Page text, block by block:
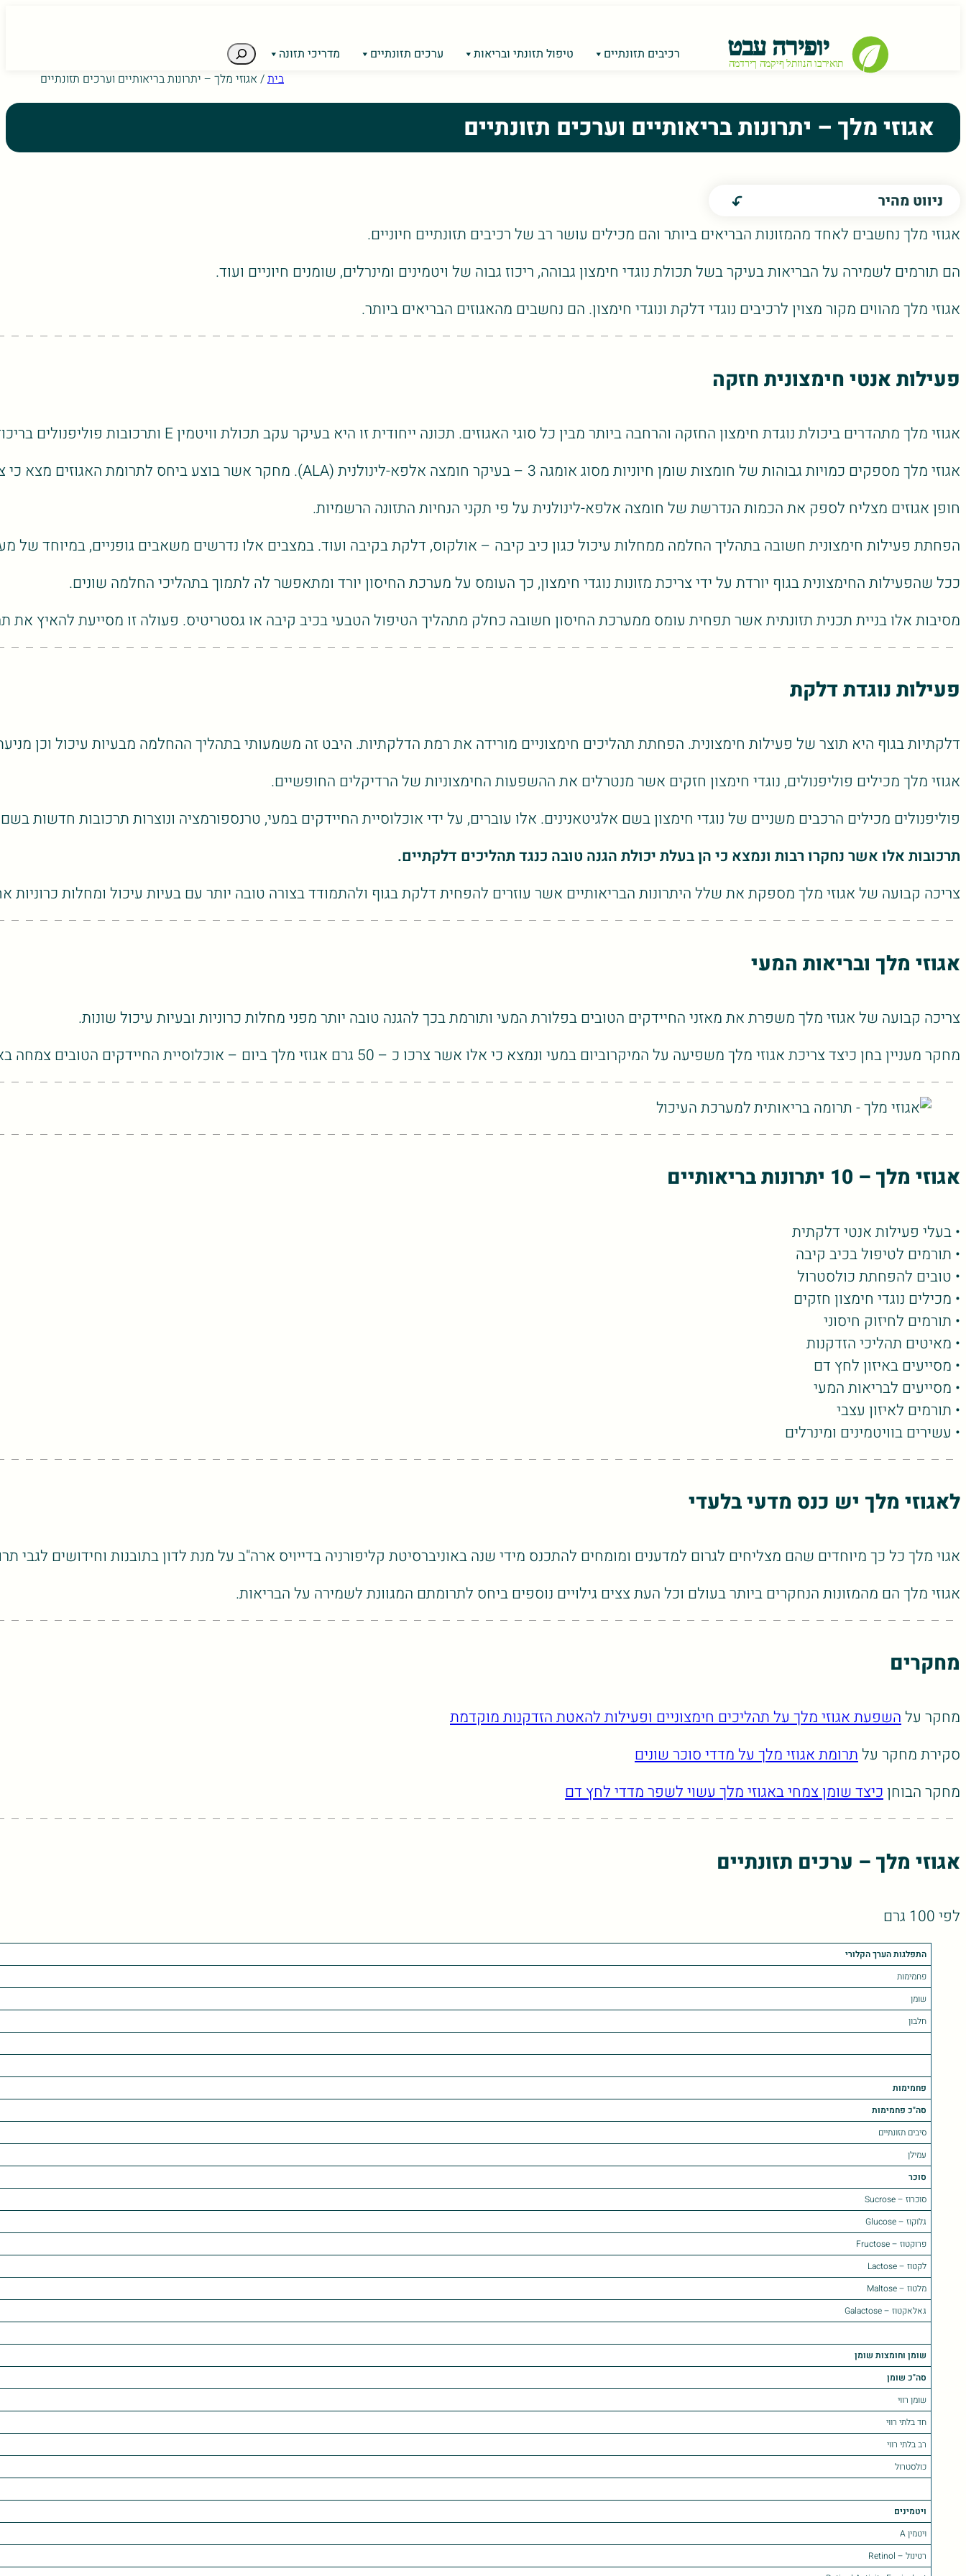
רכיבים תזונתיים טיפול תזונתי ובריאות ערכים תזונתיים מדריכי תזונה חיפוש
users, explore by touch or with swipe gestures. בית/ אגוזי מלך – יתרונות בריאותיים וערכים תזונתיים
אגוזי מלך – יתרונות בריאותיים וערכים תזונתיים
ניווט מהיר
אגוזי מלך נחשבים לאחד מהמזונות הבריאים ביותר והם מכילים עושר רב של רכיבים תזונתיים חיוניים.
הם תורמים לשמירה על הבריאות בעיקר בשל תכולת נוגדי חימצון גבוהה, ריכוז גבוה של ויטמינים ומינרלים, שומנים חיוניים ועוד.
אגוזי מלך מהווים מקור מצוין לרכיבים נוגדי דלקת ונוגדי חימצון. הם נחשבים מהאגוזים הבריאים ביותר.
פעילות אנטי חימצונית חזקה
אגוזי מלך מתהדרים ביכולת נוגדת חימצון החזקה והרחבה ביותר מבין כל סוגי האגוזים. תכונה ייחודית זו היא בעיקר עקב תכולת וויטמין E ותרכובות פוליפנולים בריכוזים גבוהים במיוחד.
אגוזי מלך מספקים כמויות גבוהות של חומצות שומן חיוניות מסוג אומגה 3 – בעיקר חומצה אלפא-לינולנית (ALA). מחקר אשר בוצע ביחס לתרומת האגוזים מצא כי צריכה קבועה שלהם מצליחה לגרום להפחתת כולסטרול רע LDL בדם.
חופן אגוזים מצליח לספק את הכמות הנדרשת של חומצה אלפא-לינולנית על פי תקני הנחיות התזונה הרשמיות.
הפחתת פעילות חימצונית חשובה בתהליך החלמה ממחלות עיכול כגון כיב קיבה – אולקוס, דלקת בקיבה ועוד. במצבים אלו נדרשים משאבים גופניים, במיוחד של
ככל שהפעילות החימצונית בגוף יורדת על ידי צריכת מזונות נוגדי חימצון, כך העומס על מערכת החיסון יורד ומתאפשר לה לתמוך בתהליכי החלמה שונים.
מסיבות אלו בניית תכנית תזונתית אשר תפחית עומס ממערכת החיסון חשובה כחלק מתהליך הטיפול הטבעי בכיב קיבה או גסטריטיס. פעולה זו מסייעת להאיץ את
פעילות נוגדת דלקת
דלקתיות בגוף היא תוצר של פעילות חימצונית. הפחתת תהליכים חימצוניים מורידה את רמת הדלקתיות. היבט זה משמעותי בתהליך ההחלמה מבעיות עיכול וכן
אגוזי מלך מכילים פוליפנולים, נוגדי חימצון חזקים אשר מנטרלים את ההשפעות החימצוניות של הרדיקלים החופשיים.
פוליפנולים מכילים הרכבים משניים של נוגדי חימצון בשם אלגיטאנינים. אלו עוברים, על ידי אוכלוסיית החיידקים במעי, טרנספורמציה ונוצרות תרכובות חדשות
תרכובות אלו אשר נחקרו רבות ונמצא כי הן בעלת יכולת הגנה טובה כנגד תהליכים דלקתיים.
צריכה קבועה של אגוזי מלך מספקת את שלל היתרונות הבריאותיים אשר עוזרים להפחית דלקת בגוף ולהתמודד בצורה טובה יותר עם בעיות עיכול ומחלות כרוניות
אגוזי מלך ובריאות המעי
צריכה קבועה של אגוזי מלך משפרת את מאזני החיידקים הטובים בפלורת המעי ותורמת בכך להגנה טובה יותר מפני מחלות כרוניות ובעיות עיכול שונות.
מחקר מעניין בחן כיצד צריכת אגוזי מלך משפיעה על המיקרוביום במעי ונמצא כי אלו אשר צרכו כ – 50 גרם אגוזי מלך ביום – אוכלוסיית החיידקים הטובים צמחה באופן חיובי לעומת התקופה בה לא צרכו את האגוזים.
אגוזי מלך – 10 יתרונות בריאותיים
• בעלי פעילות אנטי דלקתית
• תורמים לטיפול בכיב קיבה
• טובים להפחתת כולסטרול
• מכילים נוגדי חימצון חזקים
• תורמים לחיזוק חיסוני
• מאיטים תהליכי הזדקנות
• מסייעים באיזון לחץ דם
• מסייעים לבריאות המעי
• תורמים לאיזון עצבי
• עשירים בוויטמינים ומינרלים
לאגוזי מלך יש כנס מדעי בלעדי
אגוי מלך כל כך מיוחדים שהם מצליחים לגרום למדענים ומומחים להתכנס מידי שנה באוניברסיטת קליפורניה בדייויס ארה"ב על מנת לדון בתובנות וחידושים לגבי
אגוזי מלך הם מהמזונות הנחקרים ביותר בעולם וכל העת צצים גילויים נוספים ביחס לתרומתם המגוונת לשמירה על הבריאות.
מחקרים
מחקר עלהשפעת אגוזי מלך על תהליכים חימצוניים ופעילות להאטת הזדקנות מוקדמת
סקירת מחקר עלתרומת אגוזי מלך על מדדי סוכר שונים
מחקר הבוחןכיצד שומן צמחי באגוזי מלך עשוי לשפר מדדי לחץ דם
אגוזי מלך – ערכים תזונתיים
לפי 100 גרם
התפלגות הערך הקלורי
פחמימות
שומן
חלבון
פחמימות
סה"כ פחמימות
סיבים תזונתיים
עמילן
סוכר
סוכרוז – Sucrose
גלוקוז – Glucose
פרוקטוז – Fructose
לקטוז – Lactose
מלטוז – Maltose
גאלאקטוז – Galactose
שומן וחומצות שומן
סה"כ שומן
שומן רווי
חד בלתי רווי
רב בלתי רווי
כולסטרול
ויטמינים
ויטמין A
רטינול – Retinol